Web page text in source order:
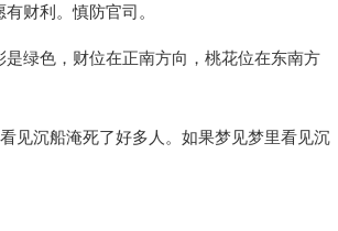
财利。慎防官司。
绿色，财位在正南方向，桃花位在东南方
见沉船淹死了好多人。如果梦见梦里看见沉